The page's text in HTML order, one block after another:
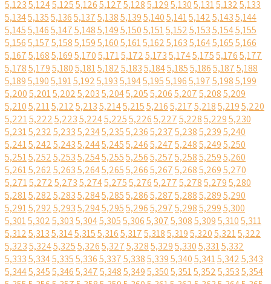
5,1235,1245,1255,1265,1275,1285,1295,1305,1315,1325,133
5,1345,1355,1365,1375,1385,1395,1405,1415,1425,1435,144
5,1455,1465,1475,1485,1495,1505,1515,1525,1535,1545,155
5,1565,1575,1585,1595,1605,1615,1625,1635,1645,1655,166
5,1675,1685,1695,1705,1715,1725,1735,1745,1755,1765,177
5,1785,1795,1805,1815,1825,1835,1845,1855,1865,1875,188
5,1895,1905,1915,1925,1935,1945,1955,1965,1975,1985,199
5,2005,2015,2025,2035,2045,2055,2065,2075,2085,209
5,2105,2115,2125,2135,2145,2155,2165,2175,2185,2195,220
5,2215,2225,2235,2245,2255,2265,2275,2285,2295,230
5,2315,2325,2335,2345,2355,2365,2375,2385,2395,240
5,2415,2425,2435,2445,2455,2465,2475,2485,2495,250
5,2515,2525,2535,2545,2555,2565,2575,2585,2595,260
5,2615,2625,2635,2645,2655,2665,2675,2685,2695,270
5,2715,2725,2735,2745,2755,2765,2775,2785,2795,280
5,2815,2825,2835,2845,2855,2865,2875,2885,2895,290
5,2915,2925,2935,2945,2955,2965,2975,2985,2995,300
5,3015,3025,3035,3045,3055,3065,3075,3085,3095,3105,311
5,3125,3135,3145,3155,3165,3175,3185,3195,3205,3215,322
5,3235,3245,3255,3265,3275,3285,3295,3305,3315,332
5,3335,3345,3355,3365,3375,3385,3395,3405,3415,3425,343
5,3445,3455,3465,3475,3485,3495,3505,3515,3525,3535,354